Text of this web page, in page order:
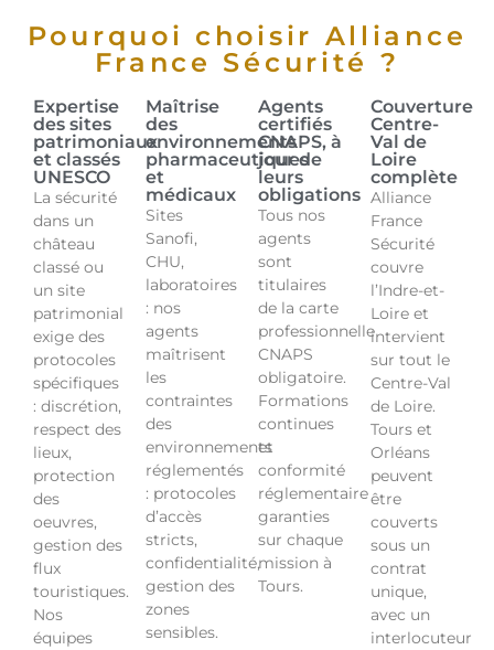
Pourquoi choisir Alliance
France Sécurité ?
Expertise
des sites
patrimoniaux
et classés
UNESCO
La sécurité
dans un
château
classé ou
un site
patrimonial
exige des
protocoles
spécifiques
: discrétion,
respect des
lieux,
protection
des
oeuvres,
gestion des
flux
touristiques.
Nos
équipes
Maîtrise
des
environnements
pharmaceutiques
et
médicaux
Sites
Sanofi,
CHU,
laboratoires
: nos
agents
maîtrisent
les
contraintes
des
environnements
réglementés
: protocoles
d’accès
stricts,
confidentialité,
gestion des
zones
sensibles.
Agents
certifiés
CNAPS, à
jour de
leurs
obligations
Tous nos
agents
sont
titulaires
de la carte
professionnelle
CNAPS
obligatoire.
Formations
continues
et
conformité
réglementaire
garanties
sur chaque
mission à
Tours.
Couverture
Centre-
Val de
Loire
complète
Alliance
France
Sécurité
couvre
l’Indre-et-
Loire et
intervient
sur tout le
Centre-Val
de Loire.
Tours et
Orléans
peuvent
être
couverts
sous un
contrat
unique,
avec un
interlocuteur